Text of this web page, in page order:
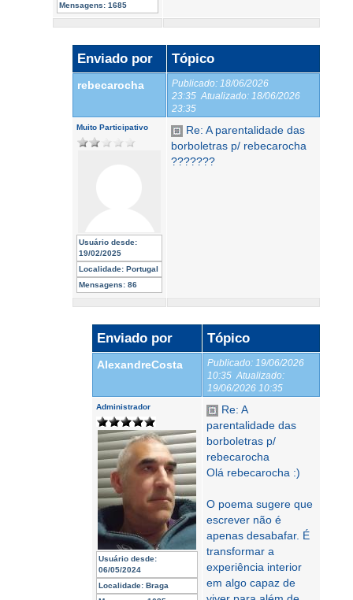
Mensagens: 1685
Enviado por Tópico
rebecarocha Publicado: 18/06/2026
23:35 Atualizado: 18/06/2026
23:35
Muito Participativo
Usuário desde:
19/02/2025
Localidade: Portugal
Mensagens: 86
Re: A parentalidade das
borboletras p/ rebecarocha
???????
Enviado por Tópico
AlexandreCosta Publicado: 19/06/2026
10:35 Atualizado:
19/06/2026 10:35
Administrador
Usuário desde:
06/05/2024
Localidade: Braga
Re: A
parentalidade das
borboletras p/
rebecarocha
Olá rebecarocha :)
O poema sugere que
escrever não é
apenas desabafar. É
transformar a
experiência interior
em algo capaz de